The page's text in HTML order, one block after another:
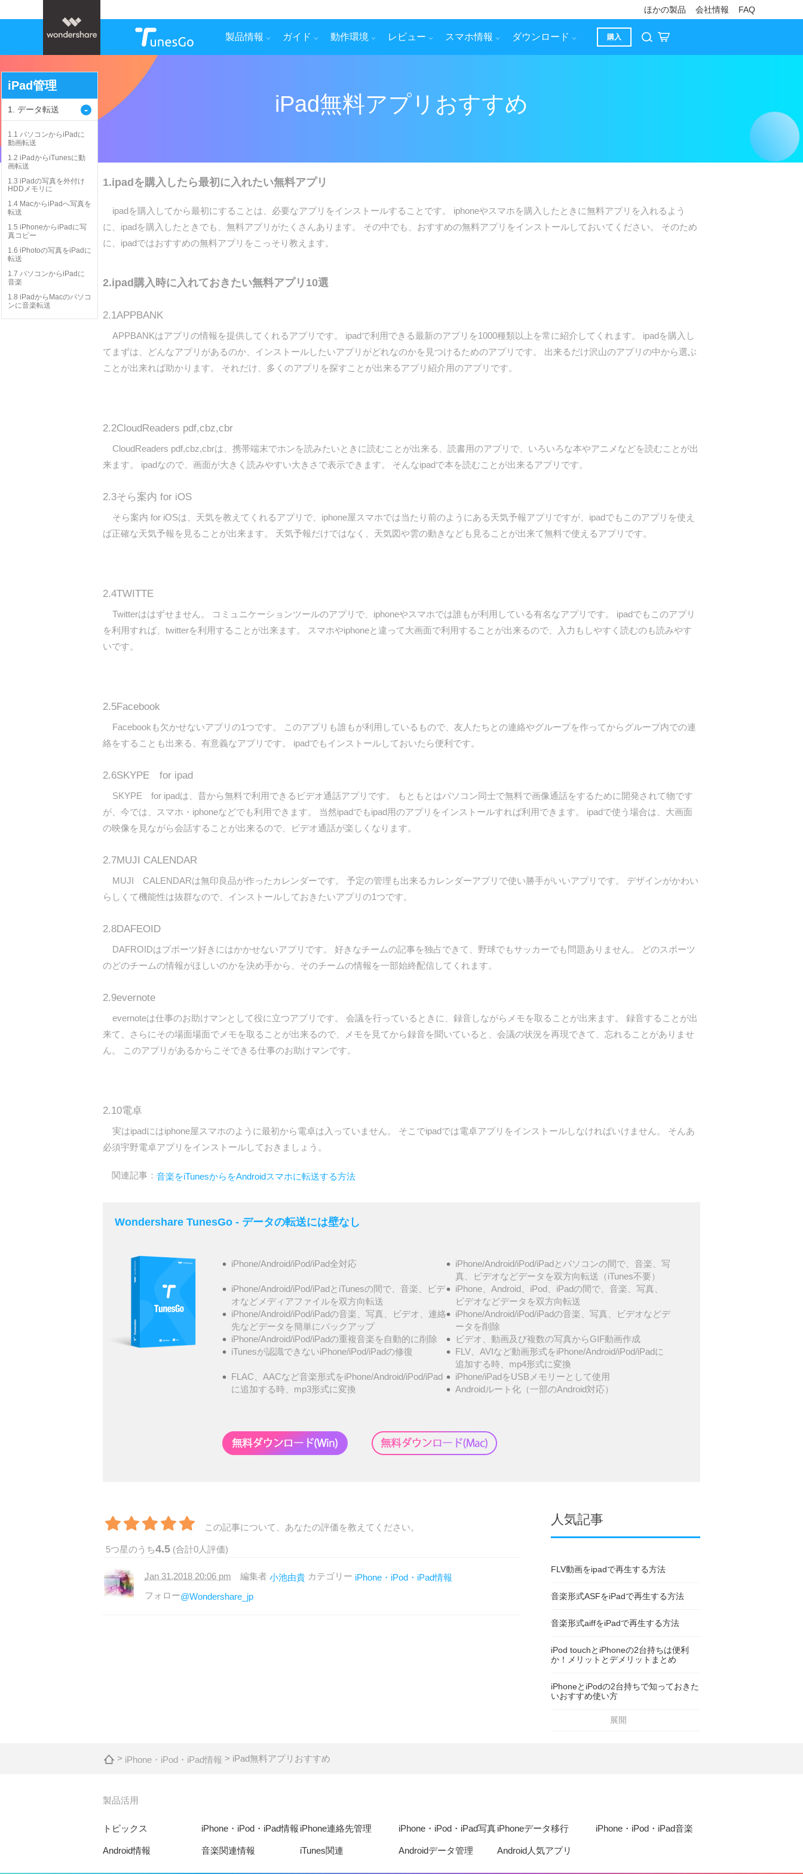
ほかの製品 会社情報 FAQ
製品情報 ガイド 動作環境 レビュー スマホ情報 ダウンロード 購入
iPad無料アプリおすすめ
1.ipadを購入したら最初に入れたい無料アプリ
ipadを購入してから最初にすることは、必要なアプリをインストールすることです。 iphoneやスマホを購入したときに無料アプリを入れるよう
に、ipadを購入したときでも、無料アプリがたくさんあります。 その中でも、おすすめの無料アプリをインストールしておいてください。 そのため
に、ipadではおすすめの無料アプリをこっそり教えます。
2.ipad購入時に入れておきたい無料アプリ10選
2.1APPBANK
APPBANKはアプリの情報を提供してくれるアプリです。 ipadで利用できる最新のアプリを1000種類以上を常に紹介してくれます。 ipadを購入し
てまずは、どんなアプリがあるのか、インストールしたいアプリがどれなのかを見つけるためのアプリです。 出来るだけ沢山のアプリの中から選ぶ
ことが出来れば助かります。 それだけ、多くのアプリを探すことが出来るアプリ紹介用のアプリです。
2.2CloudReaders pdf,cbz,cbr
CloudReaders pdf,cbz,cbrは、携帯端末でホンを読みたいときに読むことが出来る、読書用のアプリで、いろいろな本やアニメなどを読むことが出
来ます。 ipadなので、画面が大きく読みやすい大きさで表示できます。 そんなipadで本を読むことが出来るアプリです。
2.3そら案内 for iOS
そら案内 for iOSは、天気を教えてくれるアプリで、iphone屋スマホでは当たり前のようにある天気予報アプリですが、ipadでもこのアプリを使え
ば正確な天気予報を見ることが出来ます。 天気予報だけではなく、天気図や雲の動きなども見ることが出来て無料で使えるアプリです。
2.4TWITTE
Twitterははずせません。 コミュニケーションツールのアプリで、iphoneやスマホでは誰もが利用している有名なアプリです。 ipadでもこのアプリ
を利用すれば、twitterを利用することが出来ます。 スマホやiphoneと違って大画面で利用することが出来るので、入力もしやすく読むのも読みやす
いです。
2.5Facebook
Facebookも欠かせないアプリの1つです。 このアプリも誰もが利用しているもので、友人たちとの連絡やグループを作ってからグループ内での連
絡をすることも出来る、有意義なアプリです。 ipadでもインストールしておいたら便利です。
2.6SKYPE for ipad
SKYPE for ipadは、昔から無料で利用できるビデオ通話アプリです。 もともとはパソコン同士で無料で画像通話をするために開発されて物です
が、今では、スマホ・iphoneなどでも利用できます。 当然ipadでもipad用のアプリをインストールすれば利用できます。 ipadで使う場合は、大画面
の映像を見ながら会話することが出来るので、ビデオ通話が楽しくなります。
2.7MUJI CALENDAR
MUJI CALENDARは無印良品が作ったカレンダーです。 予定の管理も出来るカレンダーアプリで使い勝手がいいアプリです。 デザインがかわい
らしくて機能性は抜群なので、インストールしておきたいアプリの1つです。
2.8DAFEOID
DAFROIDはプポーツ好きにはかかせないアプリです。 好きなチームの記事を独占できて、野球でもサッカーでも問題ありません。 どのスポーツ
のどのチームの情報がほしいのかを決め手から、そのチームの情報を一部始終配信してくれます。
2.9evernote
evernoteは仕事のお助けマンとして役に立つアプリです。 会議を行っているときに、録音しながらメモを取ることが出来ます。 録音することが出
来て、さらにその場面場面でメモを取ることが出来るので、メモを見てから録音を聞いていると、会議の状況を再現できて、忘れることがありませ
ん。 このアプリがあるからこそできる仕事のお助けマンです。
2.10電卓
実はipadにはiphone屋スマホのように最初から電卓は入っていません。 そこでipadでは電卓アプリをインストールしなければいけません。 そんあ
必須宇野電卓アプリをインストールしておきましょう。
関連記事： 音楽をiTunesからをAndroidスマホに転送する方法
Wondershare TunesGo - データの転送には壁なし
iPhone/Android/iPod/iPad全対応
iPhone/Android/iPod/iPadとパソコンの間で、音楽、写
真、ビデオなどデータを双方向転送（iTunes不要）
iPhone/Android/iPod/iPadとiTunesの間で、音楽、ビデ
オなどメディアファイルを双方向転送
iPhone、Android、iPod、iPadの間で、音楽、写真、
ビデオなどデータを双方向転送
iPhone/Android/iPod/iPadの音楽、写真、ビデオ、連絡
先などデータを簡単にバックアップ
iPhone/Android/iPod/iPadの音楽、写真、ビデオなどデ
ータを削除
iPhone/Android/iPod/iPadの重複音楽を自動的に削除
ビデオ、動画及び複数の写真からGIF動画作成
iTunesが認識できないiPhone/iPod/iPadの修復
FLV、AVIなど動画形式をiPhone/Android/iPod/iPadに
追加する時、mp4形式に変換
FLAC、AACなど音楽形式をiPhone/Android/iPod/iPad
に追加する時、mp3形式に変換
iPhone/iPadをUSBメモリーとして使用
Androidルート化（一部のAndroid対応）
iPad管理
1. データ転送 -
1.1 パソコンからiPadに
動画転送
1.2 iPadからiTunesに動
画転送
1.3 iPadの写真を外付け
HDDメモリに
1.4 MacからiPadへ写真を
転送
1.5 iPhoneからiPadに写
真コピー
1.6 iPhotoの写真をiPadに
転送
1.7 パソコンからiPadに
音楽
1.8 iPadからMacのパソコ
ンに音楽転送
この記事について、あなたの評価を教えてください。
5つ星のうち4.5 (合計0 人評価)
Jan 31,2018 20:06 pm 編集者 小池由貴 カテゴリー iPhone・iPod・iPad情報
フォロー@Wondershare_jp
人気記事
FLV動画をipadで再生する方法
音楽形式ASFをiPadで再生する方法
音楽形式aiffをiPadで再生する方法
iPod touchとiPhoneの2台持ちは便利
か！メリットとデメリットまとめ
iPhoneとiPodの2台持ちで知っておきた
いおすすめ使い方
展開
> iPhone・iPod・iPad情報 > iPad無料アプリおすすめ
製品活用
トピックス iPhone・iPod・iPad情報 iPhone連絡先管理 iPhone・iPod・iPad写真iPhoneデータ移行 iPhone・iPod・iPad音楽
Android情報 音楽関連情報 iTunes関連 Androidデータ管理 Android人気アプリ